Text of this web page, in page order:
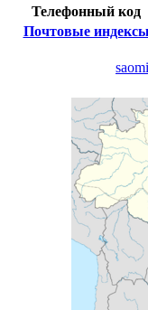
Телефонный код
Почтовые индексы